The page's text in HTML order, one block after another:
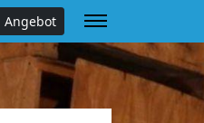
Angebot